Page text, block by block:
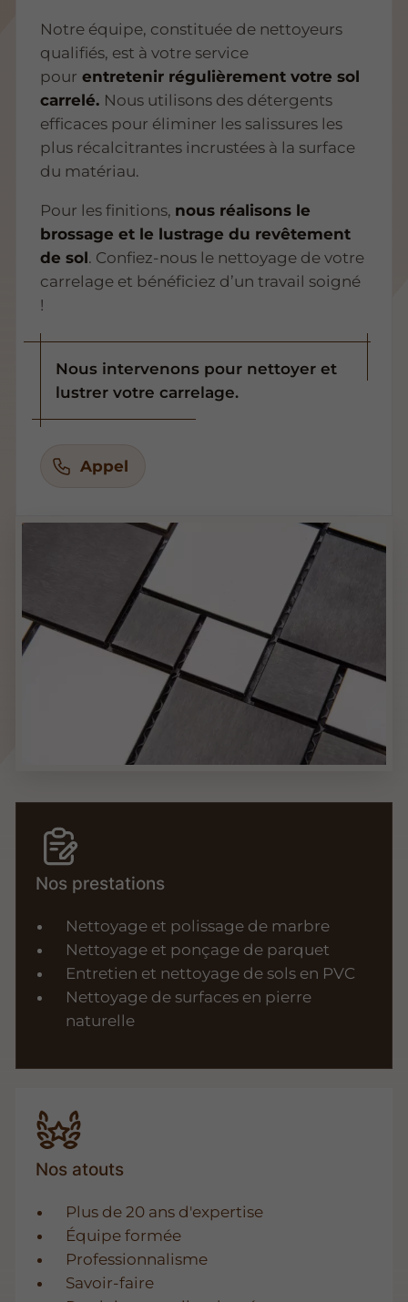
Notre équipe, constituée de nettoyeurs
qualifiés, est à votre service
pour entretenir régulièrement votre sol
carrelé. Nous utilisons des détergents
efficaces pour éliminer les salissures les
plus récalcitrantes incrustées à la surface
du matériau.
Pour les finitions, nous réalisons le
brossage et le lustrage du revêtement
de sol. Confiez-nous le nettoyage de votre
carrelage et bénéficiez d’un travail soigné
!
Nous intervenons pour nettoyer et
lustrer votre carrelage.
Appel
Nos prestations
Nettoyage et polissage de marbre
Nettoyage et ponçage de parquet
Entretien et nettoyage de sols en PVC
Nettoyage de surfaces en pierre
naturelle
Nos atouts
Plus de 20 ans d'expertise
Équipe formée
Professionnalisme
Savoir-faire